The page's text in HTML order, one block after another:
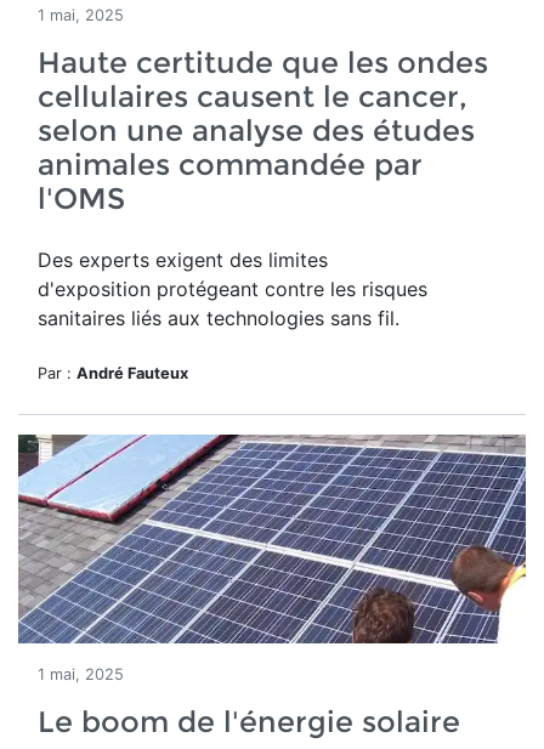
1 mai, 2025
Haute certitude que les ondes
cellulaires causent le cancer,
selon une analyse des études
animales commandée par
l'OMS
Des experts exigent des limites
d'exposition protégeant contre les risques
sanitaires liés aux technologies sans fil.
Par : André Fauteux
1 mai, 2025
Le boom de l'énergie solaire